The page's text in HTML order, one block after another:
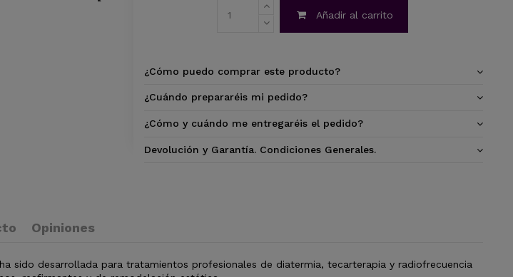
Añadir al carrito
¿Cómo puedo comprar este producto?
¿Cuándo prepararéis mi pedido?
¿Cómo y cuándo me entregaréis el pedido?
Devolución y Garantía. Condiciones Generales.
Opiniones
sido desarrollada para tratamientos profesionales de diatermia, tecarterapia y radiofrecuencia